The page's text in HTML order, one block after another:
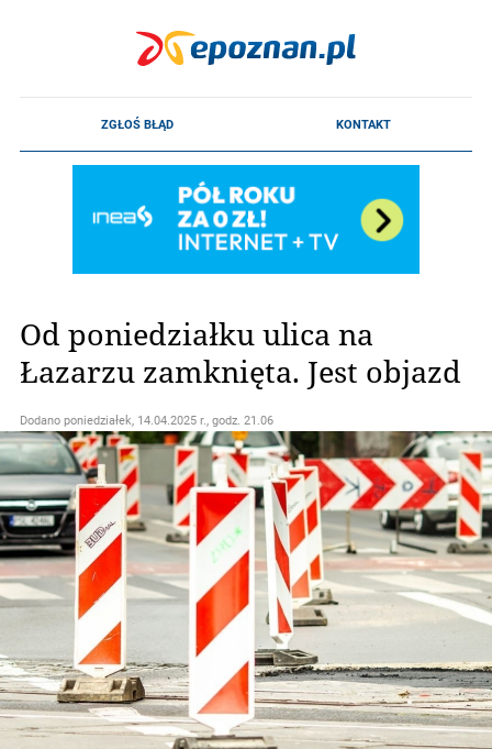
Od poniedziałku ulica na
Łazarzu zamknięta. Jest objazd
Dodano poniedziałek, 14.04.2025 r., godz. 21.06